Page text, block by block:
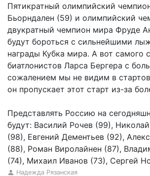
Пятикратный олимпийский
Бьорндален (59) и олимпийский
двукратный чемпион мира Фруде
будут бороться с сильнейшими
награды Кубка мира. А вот самого
биатлонистов Ларса Бергера с
сожалением мы не видим в
он пропускает этот старт из-за
Представлять Россию на
будут: Василий Рочев (99),
(98), Евгений Дементьев (92),
(88), Роман Виролайнен (87),
(74), Михаил Иванов (73), Сергей
Надежда Рязанская